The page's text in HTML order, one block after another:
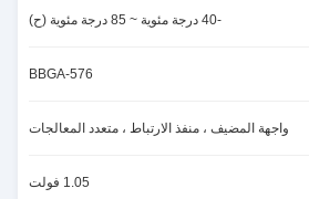
-40 درجة مئوية ~ 85 درجة مئوية (ح)
576-BBGA
واجهة المضيف ، منفذ الارتباط ، متعدد المعالجات
1.05 فولت